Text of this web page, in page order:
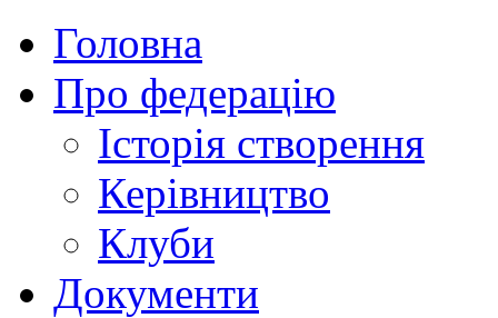
Головна
Про федерацію
Історія створення
Керівництво
Клуби
Документи